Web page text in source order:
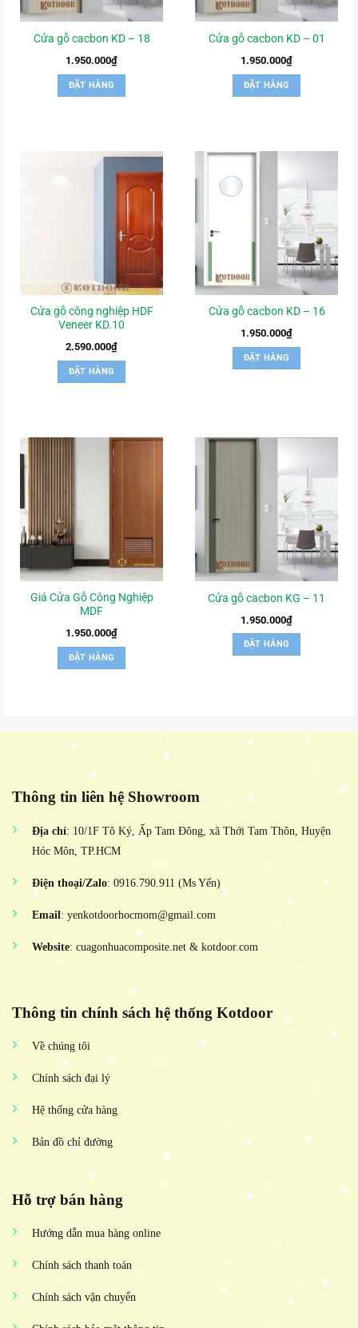
Cửa gỗ cacbon KD – 18
1.950.000₫
ĐẶT HÀNG
Cửa gỗ cacbon KD – 01
1.950.000₫
ĐẶT HÀNG
Cửa gỗ công nghiệp HDF
Veneer KD.10
2.590.000₫
ĐẶT HÀNG
Cửa gỗ cacbon KD – 16
1.950.000₫
ĐẶT HÀNG
Giá Cửa Gỗ Công Nghiệp
MDF
1.950.000₫
ĐẶT HÀNG
Cửa gỗ cacbon KG – 11
1.950.000₫
ĐẶT HÀNG
Thông tin liên hệ Showroom
Địa chỉ: 10/1F Tô Ký, Ấp Tam Đông, xã Thới Tam Thôn, Huyện
Hóc Môn, TP.HCM
Điện thoại/Zalo: 0916.790.911 (Ms Yến)
Email: yenkotdoorhocmom@gmail.com
Website: cuagonhuacomposite.net & kotdoor.com
Thông tin chính sách hệ thống Kotdoor
Về chúng tôi
Chính sách đại lý
Hệ thống cửa hàng
Bản đồ chỉ đường
Hỗ trợ bán hàng
Hướng dẫn mua hàng online
Chính sách thanh toán
Chính sách vận chuyển